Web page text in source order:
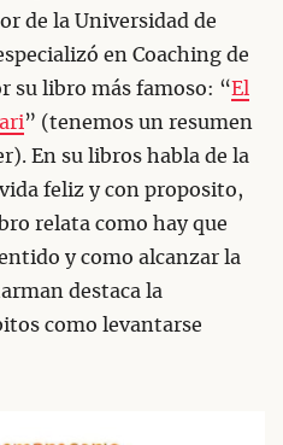
de la Universidad de
en Coaching de
su libro más famoso: “ El
” (tenemos un resumen
En su libros habla de la
feliz y con proposito,
relata como hay que
y como alcanzar la
destaca la
como levantarse